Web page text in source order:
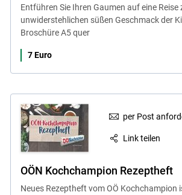
Entführen Sie Ihren Gaumen auf eine Reise
unwiderstehlichen süßen Geschmack der
Broschüre A5 quer
7 Euro
per Post
Link teilen
OÖN Kochchampion Rezeptheft
Neues Rezeptheft vom OÖ Kochchampion